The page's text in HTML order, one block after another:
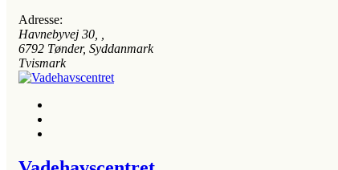
Adresse:
Havnebyvej 30
6792 Tønder, Syddanmark
Tvismark